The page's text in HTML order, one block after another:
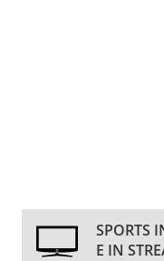
SPORTS
E IN